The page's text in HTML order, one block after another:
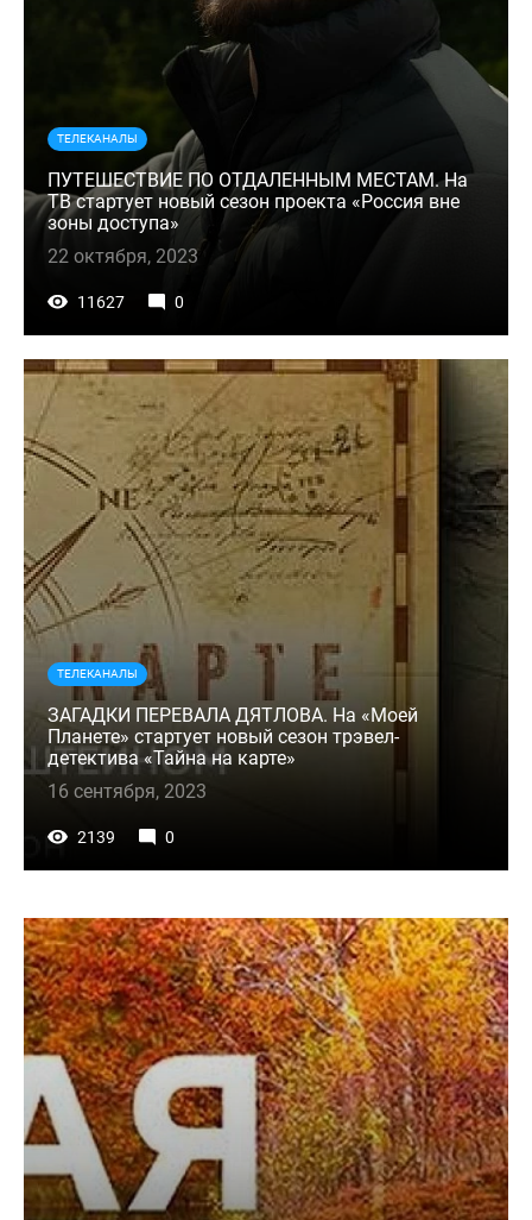
ТЕЛЕКАНАЛЫ
ПУТЕШЕСТВИЕ ПО ОТДАЛЕННЫМ МЕСТАМ. На
ТВ стартует новый сезон проекта «Россия вне
зоны доступа»
22 октября, 2023
11627 0
ТЕЛЕКАНАЛЫ
ЗАГАДКИ ПЕРЕВАЛА ДЯТЛОВА. На «Моей
Планете» стартует новый сезон трэвел-
детектива «Тайна на карте»
16 сентября, 2023
2139 0